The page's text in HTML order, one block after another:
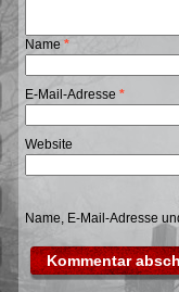
Name*
E-Mail-Adresse*
Website
Name, E-Mail-Adresse